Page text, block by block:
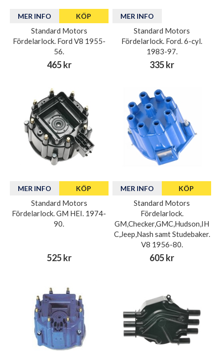
MER INFO KÖP
Standard Motors
Fördelarlock. Ford V8 1955-
56.
465 kr
MER INFO
Standard Motors
Fördelarlock. Ford. 6-cyl.
1983-97.
335 kr
MER INFO KÖP
Standard Motors
Fördelarlock. GM HEI. 1974-
90.
525 kr
MER INFO KÖP
Standard Motors
Fördelarlock.
GM,Checker,GMC,Hudson,IH
C,Jeep,Nash samt Studebaker.
V8 1956-80.
605 kr